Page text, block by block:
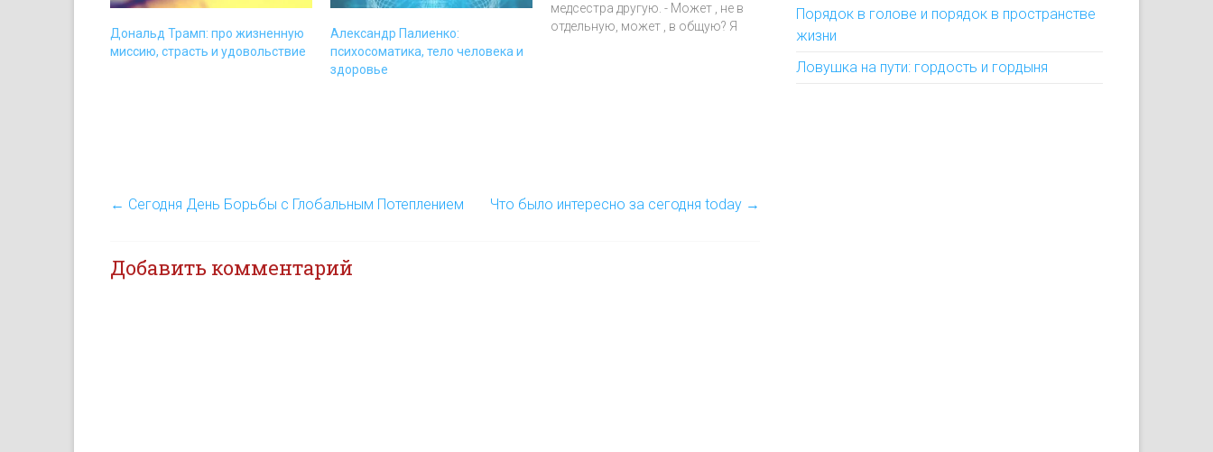
Дональд Трамп: про жизненную
миссию, страсть и удовольствие
Александр Палиенко:
психосоматика, тело человека и
здоровье
медсестра другую. - Может , не в
отдельную, может , в общую? Я
← Сегодня День Борьбы с Глобальным Потеплением Что было интересно за сегодня today →
Добавить комментарий
Порядок в голове и порядок в пространстве
жизни
Ловушка на пути: гордость и гордыня